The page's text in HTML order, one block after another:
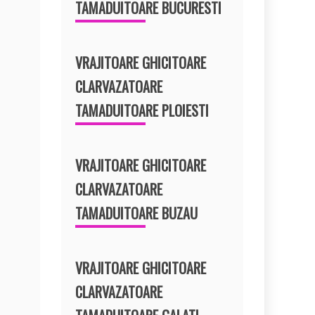
TAMADUITOARE BUCURESTI
VRAJITOARE GHICITOARE
CLARVAZATOARE
TAMADUITOARE PLOIESTI
VRAJITOARE GHICITOARE
CLARVAZATOARE
TAMADUITOARE BUZAU
VRAJITOARE GHICITOARE
CLARVAZATOARE